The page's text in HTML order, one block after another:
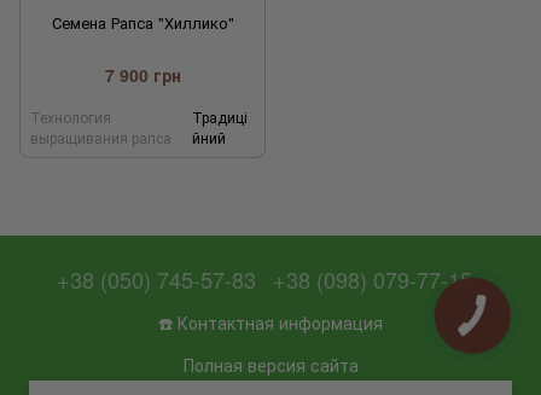
Семена Рапса "Хиллико"
7 900 грн
Технология
выращивания рапса
Традиці
йний
+38 (050) 745-57-83 +38 (098) 079-77-15
☎️ Контактная информация
Полная версия сайта